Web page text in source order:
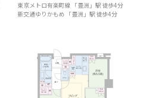
東京メトロ有楽町線 「豊洲」駅 徒歩4分
新交通ゆりかもめ 「豊洲」駅 徒歩4分